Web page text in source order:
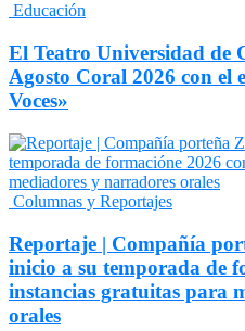
Educación
El Teatro Universidad de
Agosto Coral 2026 con el
Voces»
Columnas y Reportajes
Reportaje | Compañía
inicio a su temporada de
instancias gratuitas para
orales